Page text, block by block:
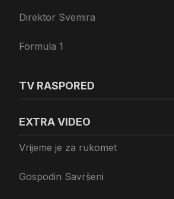
Direktor Svemira
Formula 1
TV RASPORED
EXTRA VIDEO
Vrijeme je za rukomet
Gospodin Savršeni